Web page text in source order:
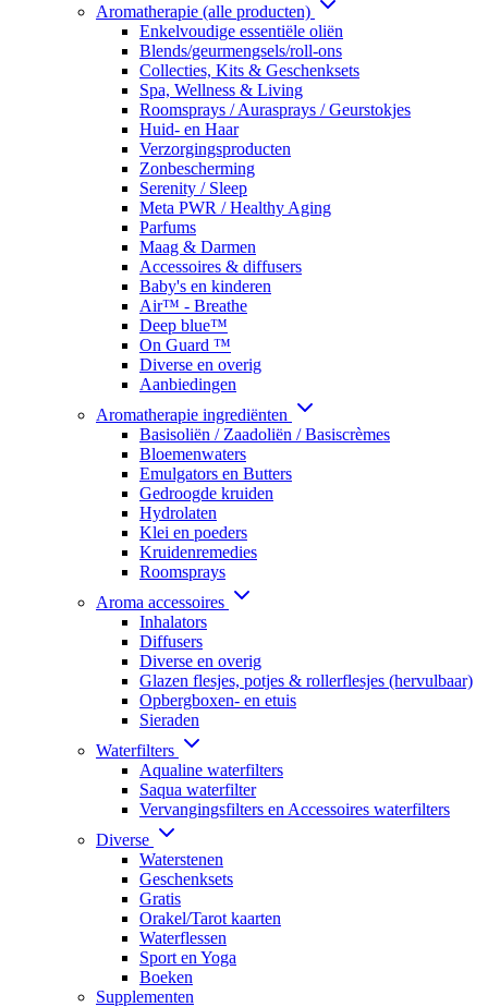
Aromatherapie (alle producten)
Enkelvoudige essentiële oliën
Blends/geurmengsels/roll-ons
Collecties, Kits & Geschenksets
Spa, Wellness & Living
Roomsprays / Aurasprays / Geurstokjes
Huid- en Haar
Verzorgingsproducten
Zonbescherming
Serenity / Sleep
Meta PWR / Healthy Aging
Parfums
Maag & Darmen
Accessoires & diffusers
Baby's en kinderen
Air™ - Breathe
Deep blue™
On Guard ™
Diverse en overig
Aanbiedingen
Aromatherapie ingrediënten
Basisoliën / Zaadoliën / Basiscrèmes
Bloemenwaters
Emulgators en Butters
Gedroogde kruiden
Hydrolaten
Klei en poeders
Kruidenremedies
Roomsprays
Aroma accessoires
Inhalators
Diffusers
Diverse en overig
Glazen flesjes, potjes & rollerflesjes (hervulbaar)
Opbergboxen- en etuis
Sieraden
Waterfilters
Aqualine waterfilters
Saqua waterfilter
Vervangingsfilters en Accessoires waterfilters
Diverse
Waterstenen
Geschenksets
Gratis
Orakel/Tarot kaarten
Waterflessen
Sport en Yoga
Boeken
Supplementen